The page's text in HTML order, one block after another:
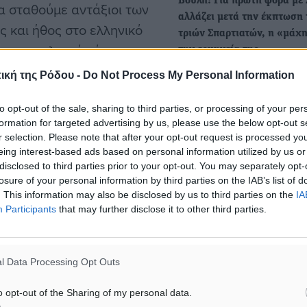
της Ρόδου - Do Not Process My Personal Information
opt-out of the sale, sharing to third parties, or processing of your
for targeted advertising by us, please use the below opt-out
selection. Please note that after your opt-out request is processed
interest-based ads based on personal information utilized by us
to third parties prior to your opt-out. You may separately
of your personal information by third parties on the IAB’s list of
This information may also be disclosed by us to third parties on the
Participants that may further disclose it to other third parties.
Data Processing Opt Outs
opt-out of the Sharing of my personal data.
αντάξιοι των
ήθος στο ελληνικό
πολιτικό κόμμα, οι
βοηθούσε όλους τους
τελευταία στα χρόνια
κόμματος
είναι το
για την
Κασιδιάρης, καθώς
αλλάζει μετά την έκπτωση
τριών Σπαρτιατών, η
την ερμηνεία της…
Πρωτόγνωρη τομή στα
κοινοβουλευτικά
ανοίγει η απόφαση
του εκλογοδικείου για
Ξύλο στη Βουλή - Πρώην
βουλευτής των Σπαρτιατών
γρονθοκόπησε βουλευτή της
βουλευτή των Σπαρτιατών